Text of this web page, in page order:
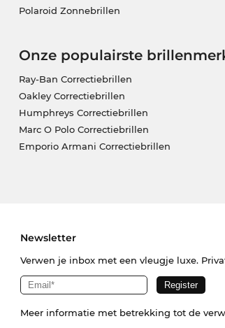
Polaroid Zonnebrillen
Onze populairste
Ray-Ban Correctiebrillen
Oakley Correctiebrillen
Humphreys Correctiebrillen
Marc O Polo Correctiebrillen
Emporio Armani Correctiebrillen
Newsletter
Verwen je inbox met een vleugje luxe.
Meer informatie met betrekking tot de